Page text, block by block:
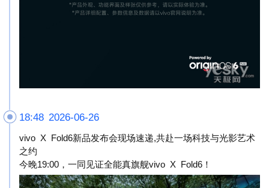
18:48 2026-06-26
vivo X Fold6新品发布会现场速递,共赴一场科技与光影艺术
之约
今晚19:00，一同见证全能真旗舰vivo X Fold6！